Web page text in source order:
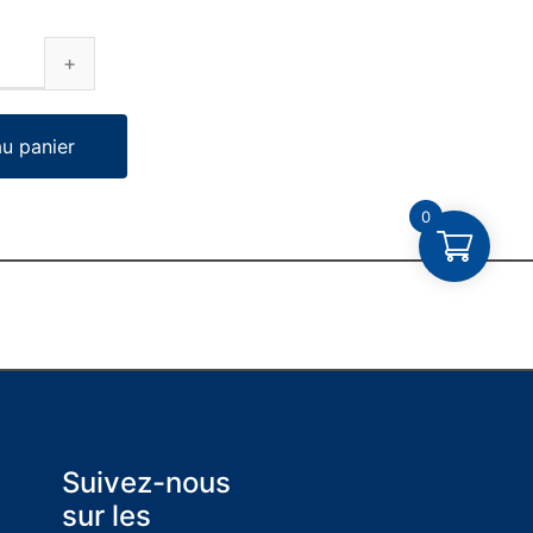
panier
Suivez-nous
sur les
0